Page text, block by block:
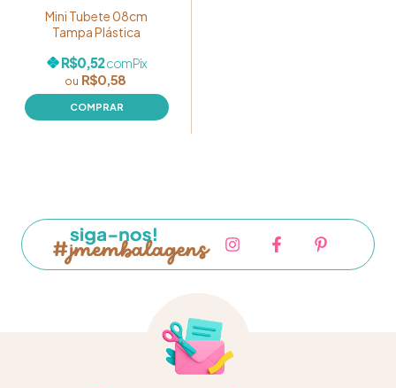
Mini Tubete 08cm
Tampa Plástica
R$0,58
R$0,52comPix
COMPRAR